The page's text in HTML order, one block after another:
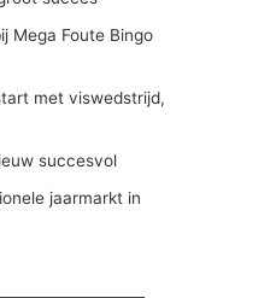
Mega Foute Bingo
met viswedstrijd,
succesvol
jaarmarkt in